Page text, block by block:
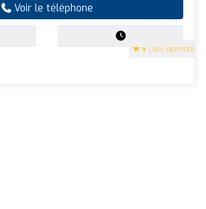
5 (185 Opinions)
Voir le téléphone